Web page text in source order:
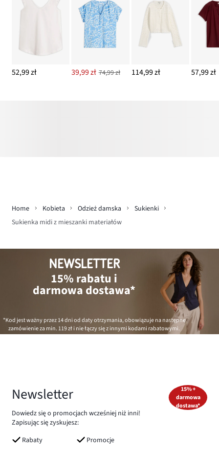
52,99 zł 39,99 zł 74,99 zł 114,99 zł 57,99 zł
Home Kobieta Odzież damska
Sukienki
Sukienka midi z mieszanki materiałów
NEWSLETTER
15% rabatu i
darmowa dostawa*
*Kod jest ważny przez 14 dni od daty otrzymania, obowiązuje na następne
zamówienie za min. 119 złi nie łączy się z innymi kodami rabatowymi.
Newsletter
Dowiedz się o promocjach wcześniej niż inni!
Zapisując się zyskujesz:
Rabaty
Promocje
15% +
darmowa
dostawa*